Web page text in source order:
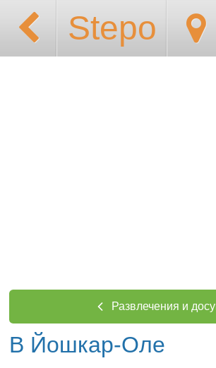
Stepo
Развлечения и
В Йошкар-Оле